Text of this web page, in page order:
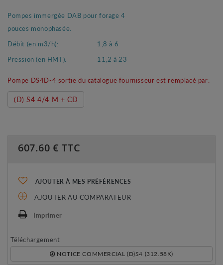
Pompes immergée DAB pour forage 4
pouces monophasée.
Débit (en m3/h):
1,8 à 6
Pression (en HMT):
11,2 à 23
Pompe DS4D-4 sortie du catalogue fournisseur est remplacé par:
(D) S4 4/4 M + CD
607.60 € TTC
AJOUTER À MES PRÉFÉRENCES
AJOUTER AU COMPARATEUR
Imprimer
Téléchargement
NOTICE COMMERCIAL (D)S4 (312.58K)